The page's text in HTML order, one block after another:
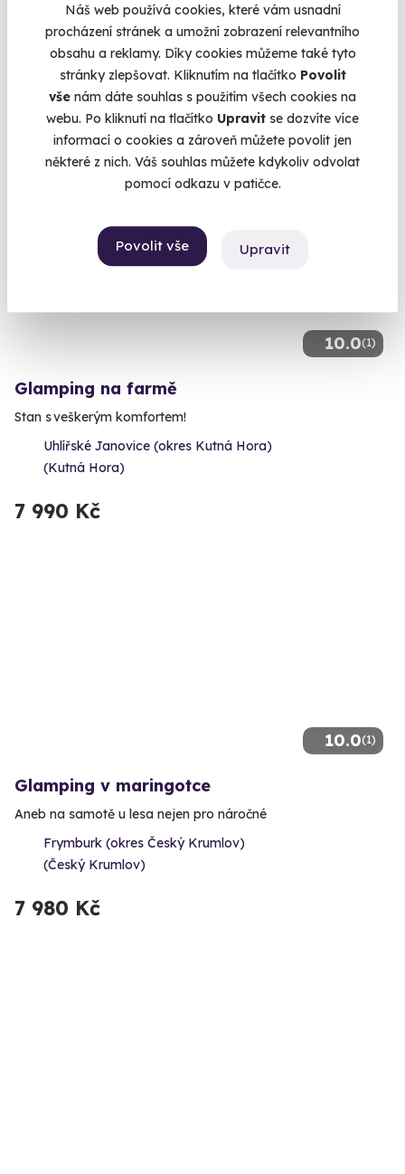
Náš web používá cookies, které vám usnadní
procházení stránek a umožní zobrazení relevantního
obsahu a reklamy. Díky cookies můžeme také tyto
stránky zlepšovat. Kliknutím na tlačítko Povolit
vše nám dáte souhlas s použitím všech cookies na
webu. Po kliknutí na tlačítko Upravit se dozvíte více
informací o cookies a zároveň můžete povolit jen
některé z nich. Váš souhlas můžete kdykoliv odvolat
pomocí odkazu v patičce.
Povolit vše Upravit
Dopřejte si kombinaci luxusu a přírody v jednom
Světlík (okres Český Krumlov)
(Český Krumlov)
7 980 Kč
10.0(1)
Glamping na farmě
Stan s veškerým komfortem!
Uhlířské Janovice (okres Kutná Hora)
(Kutná Hora)
7 990 Kč
10.0(1)
Glamping v maringotce
Aneb na samotě u lesa nejen pro náročné
Frymburk (okres Český Krumlov)
(Český Krumlov)
7 980 Kč